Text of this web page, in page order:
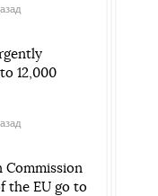
12,000
Commission
the EU go to